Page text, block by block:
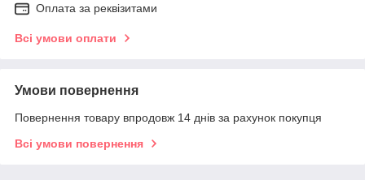
Оплата за реквізитами
Всі умови оплати
Умови повернення
Повернення товару впродовж 14 днів за рахунок покупця
Всі умови повернення